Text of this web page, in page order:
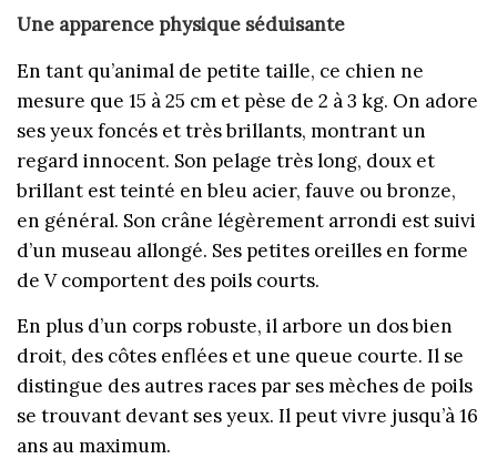
Une apparence physique séduisante
En tant qu’animal de petite taille, ce chien ne
mesure que 15 à 25 cm et pèse de 2 à 3 kg. On adore
ses yeux foncés et très brillants, montrant un
regard innocent. Son pelage très long, doux et
brillant est teinté en bleu acier, fauve ou bronze,
en général. Son crâne légèrement arrondi est suivi
d’un museau allongé. Ses petites oreilles en forme
de V comportent des poils courts.
En plus d’un corps robuste, il arbore un dos bien
droit, des côtes enflées et une queue courte. Il se
distingue des autres races par ses mèches de poils
se trouvant devant ses yeux. Il peut vivre jusqu’à 16
ans au maximum.